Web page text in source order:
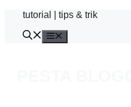
Skip
content
tutorial | tips & trik